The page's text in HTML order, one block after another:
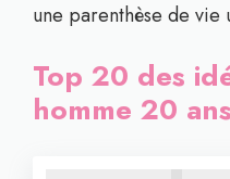
une parenthèse de vie
Top 20 des
homme 20